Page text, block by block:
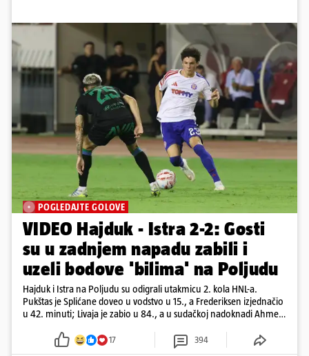
POGLEDAJTE GOLOVE
VIDEO Hajduk - Istra 2-2: Gosti
su u zadnjem napadu zabili i
uzeli bodove 'bilima' na Poljudu
Hajduk i Istra na Poljudu su odigrali utakmicu 2. kola HNL-a.
Pukštas je Splićane doveo u vodstvo u 15., a Frederiksen izjednačio
u 42. minuti; Livaja je zabio u 84., a u sudačkoj nadoknadi Ahmeti
17 394